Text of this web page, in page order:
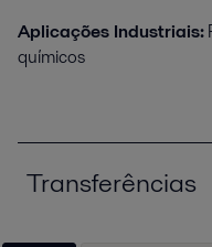
Aplicações Industriais:
químicos
Transferências